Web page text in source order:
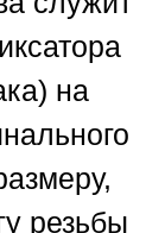
на
резьбы